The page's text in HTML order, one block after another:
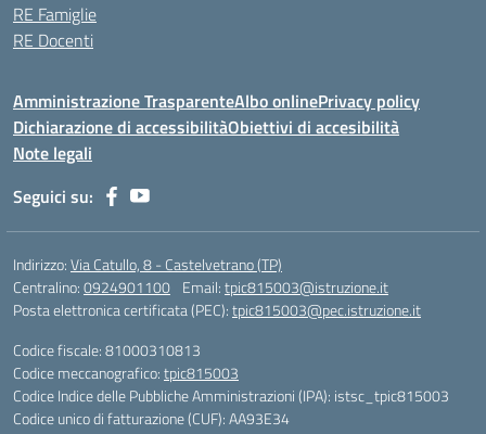
RE Famiglie
RE Docenti
Amministrazione TrasparenteAlbo onlinePrivacy policy
Dichiarazione di accessibilitàObiettivi di accesibilità
Note legali
Seguici su:
Indirizzo:Via Catullo, 8 - Castelvetrano (TP)
Centralino:0924901100 Email:tpic815003@istruzione.it
Posta elettronica certificata (PEC):tpic815003@pec.istruzione.it
Codice fiscale: 81000310813
Codice meccanografico:tpic815003
Codice Indice delle Pubbliche Amministrazioni (IPA): istsc_tpic815003
Codice unico di fatturazione (CUF): AA93E34